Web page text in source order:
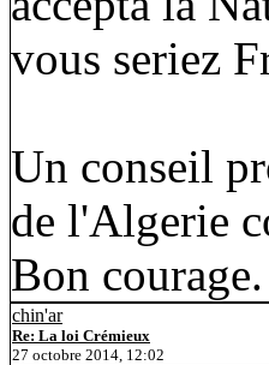
vous seriez
Un conseil
de l'Algerie
Bon courage.
chin'ar
Re: La loi Crémieux
27 octobre 2014, 12:02